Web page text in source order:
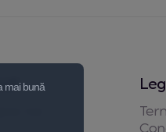
mai bună